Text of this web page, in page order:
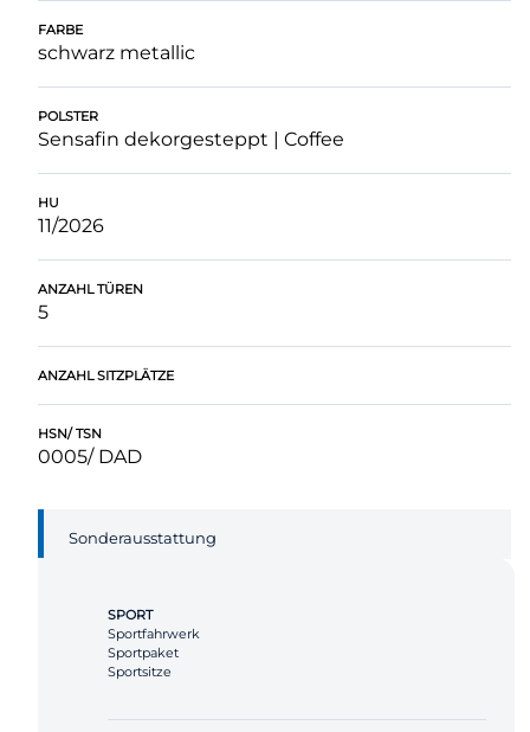
FARBE
schwarz metallic
POLSTER
Sensafin dekorgesteppt | Coffee
HU
11/2026
ANZAHL TÜREN
5
ANZAHL SITZPLÄTZE
HSN/ TSN
0005/ DAD
Sonderausstattung
SPORT
Sportfahrwerk
Sportpaket
Sportsitze